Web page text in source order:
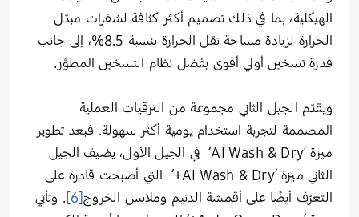
الهيكلية، بما في ذلك تصميم أكثر كثافة لشفرات مبدّل
الحرارة لزيادة مساحة نقل الحرارة بنسبة 8.5%، إلى جانب
قدرة تسخين أولي أقوى بفضل نظام التسخين المطوَّر.
ويقدّم الجيل الثاني مجموعة من الترقيات العملية
المصممة لتجربة استخدام يومية أكثر سهولة. فبعد تطوير
ميزة ‘AI Wash & Dry’ في الجيل الأول، يضيف الجيل
الثاني ميزة ‘AI Wash & Dry+’ التي أصبحت قادرة على
التعرّف أيضًا على أقمشة الدنيم وملابس الخروج[6]
. وتأتي